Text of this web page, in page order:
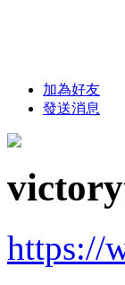
加為好友
發送消息
https://